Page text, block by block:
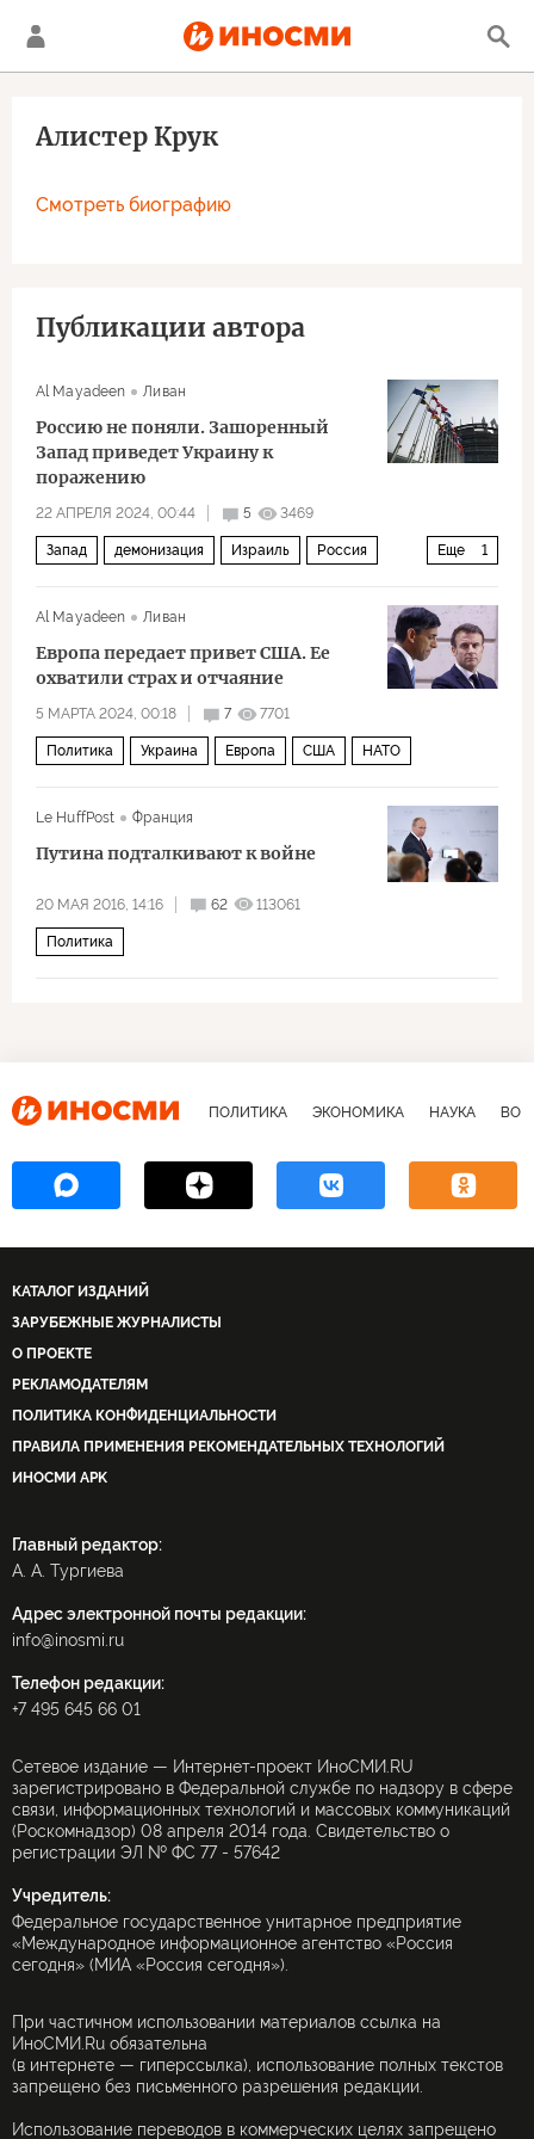
Алистер Крук
Смотреть биографию
Публикации автора
Al Mayadeen Ливан
Россию не поняли. Зашоренный
Запад приведет Украину к
поражению
22 АПРЕЛЯ 2024, 00:44 5 3469
Еще 1
Запад демонизация Израиль Россия
Al Mayadeen
Ливан
Европа передает привет США. Ее
охватили страх и отчаяние
5 МАРТА 2024, 00:18 7 7701
Политика Украина Европа США НАТО
Le HuffPost Франция
Путина подталкивают к войне
20 МАЯ 2016, 14:16 62 113061
Политика
ПОЛИТИКА ЭКОНОМИКА НАУКА
КАТАЛОГ ИЗДАНИЙ
ЗАРУБЕЖНЫЕ ЖУРНАЛИСТЫ
О ПРОЕКТЕ
РЕКЛАМОДАТЕЛЯМ
ПОЛИТИКА КОНФИДЕНЦИАЛЬНОСТИ
ПРАВИЛА ПРИМЕНЕНИЯ РЕКОМЕНДАТЕЛЬНЫХ ТЕХНОЛОГИЙ
ИНОСМИ APK
Главный редактор:
А. А. Тургиева
Адрес электронной почты редакции:
info@inosmi.ru
Телефон редакции:
+7 495 645 66 01
Сетевое издание — Интернет-проект ИноСМИ.RU
зарегистрировано в Федеральной службе по надзору в сфере
связи, информационных технологий и массовых коммуникаций
(Роскомнадзор) 08 апреля 2014 года. Свидетельство о
регистрации ЭЛ № ФС 77 - 57642
Учредитель:
Федеральное государственное унитарное предприятие
«Международное информационное агентство «Россия
сегодня» (МИА «Россия сегодня»).
При частичном использовании материалов ссылка на
ИноСМИ.Ru обязательна
(в интернете — гиперссылка), использование полных текстов
запрещено без письменного разрешения редакции.
Использование переводов в коммерческих целях запрещено